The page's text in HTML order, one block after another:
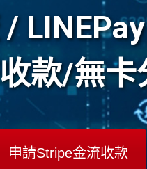
款/無
申請Stripe金流收款